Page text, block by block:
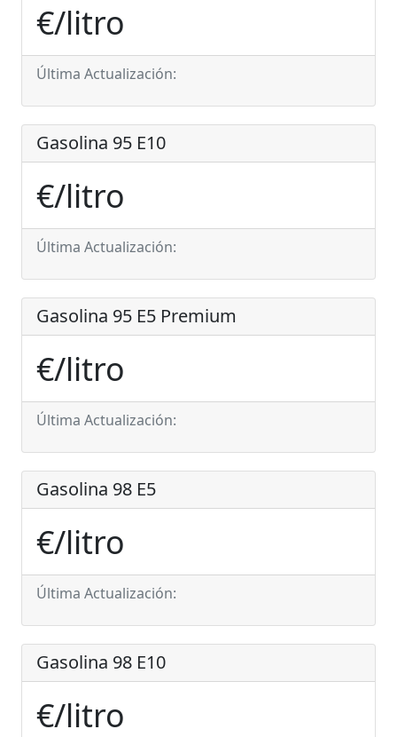
€/litro
Última Actualización:
Gasolina 95 E10
€/litro
Última Actualización:
Gasolina 95 E5 Premium
€/litro
Última Actualización:
Gasolina 98 E5
€/litro
Última Actualización:
Gasolina 98 E10
€/litro